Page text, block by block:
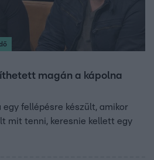
magán a kápolna
egy fellépésre készült, amikor
mit tenni, keresnie kellett egy